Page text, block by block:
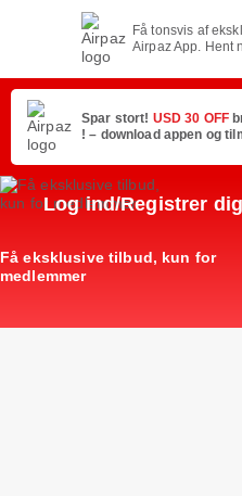
Få tonsvis af
Airpaz App. Hent
Spar stort! USD 30 OFF
! – download appen og
Log ind/Registrer dig
Få eksklusive tilbud, kun for
medlemmer